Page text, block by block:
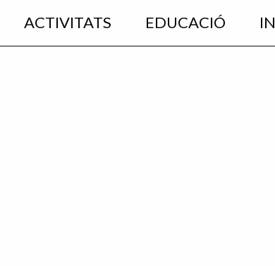
ACTIVITATS EDUCACIÓ